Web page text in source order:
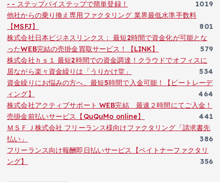
- - ステップバイステップで簡単登録！
1019
他社からの乗り換え専用ファクタリング 業界最低水準手数料
【MSFJ】
801
株式会社日本ビジネスリンクス： 最短2時間で資金化が可能とな
ったWEB完結の売掛金買取サービス！【LINK】
579
株式会社ｈｓ１ 最短2時間での資金調達！クラウドでオフィスに
居ながら楽々資金繰りは「うりかけ堂」
534
資金繰りにお悩みの方へ、最短5時間で入金可能！【ビートレーデ
ィング】
464
株式会社アクティブサポート WEB完結 最速２時間にてご入金！
売掛金前払いサービス【QuQuMo online】
441
ＭＳＦＪ株式会社 フリーランス様向けファクタリング「請求書先
払い」
386
フリーランス向け報酬即日払いサービス【ペイトナーファクタリ
ング】
356